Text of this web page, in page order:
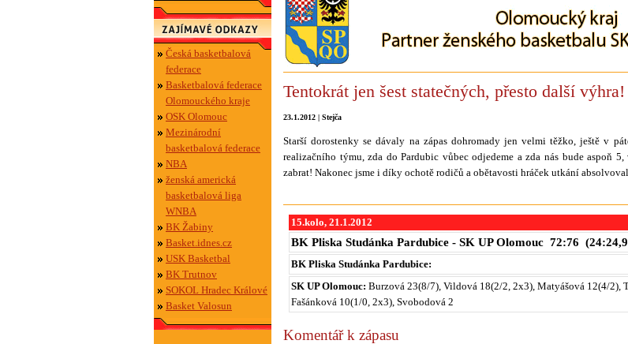
Česká basketbalová
federace
Basketbalová federace
Olomouckého kraje
OSK Olomouc
Mezinárodní
basketbalová federace
NBA
ženská americká
basketbalová liga
WNBA
BK Žabiny
Basket.idnes.cz
USK Basketbal
BK Trutnov
SOKOL Hradec Králové
Basket Valosun
Tentokrát jen šest statečných, přesto další výhra!
23.1.2012 | Stejča
Starší dorostenky se dávaly na zápas dohromady jen velmi těžko, ještě v
realizačního týmu, zda do Pardubic vůbec odjedeme a zda nás bude aspoň
zabrat! Nakonec jsme i díky ochotě rodičů a obětavosti hráček utkání
15.kolo, 21.1.2012
BK Pliska Studánka Pardubice - SK UP Olomouc 72:76
BK Pliska Studánka Pardubice:
SK UP Olomouc: Burzová 23(8/7), Vildová 18(2/2, 2x3), Matyášová 12(4/2),
Fašánková 10(1/0, 2x3), Svobodová 2
Komentář k zápasu